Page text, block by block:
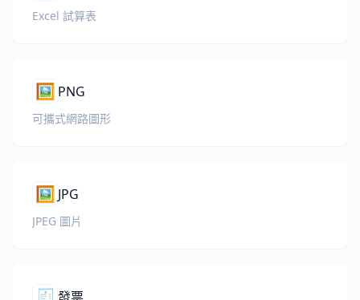
Excel 試算表
🖼️ PNG
可攜式網路圖形
🖼️ JPG
JPEG 圖片